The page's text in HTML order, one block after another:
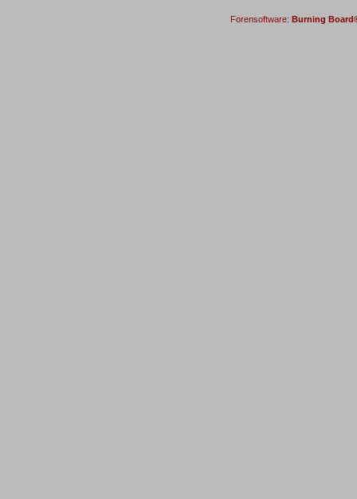
Forensoftware: Burning